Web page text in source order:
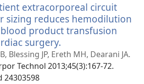
extracorporeal circuit
sizing reduces hemodilution
product transfusion
surgery.
ახალი
ფანჯარა)
Blessing JP, Ereth MH, Dearani JA.
Technol 2013;45(3):167-72.
24303598